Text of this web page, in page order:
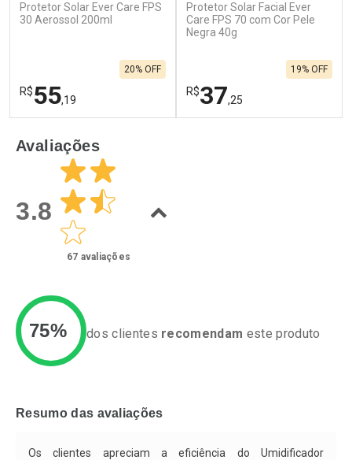
Protetor Solar Ever Care FPS
30 Aerossol 200ml
R$55,19
20% OFF
Laboratório
Por R$ 55,19/cada
Por Menos
Comprar sem Desconto
Por R$ 55,19/cada
Protetor Solar Facial Ever
Care FPS 70 com Cor Pele
Negra 40g
R$37,25
19% OFF
Por R$ 37,25/cada
Avaliações
3.8
67 avaliações
75% dos clientes recomendam este produto
Resumo das avaliações
Os clientes apreciam a eficiência do Umidificador